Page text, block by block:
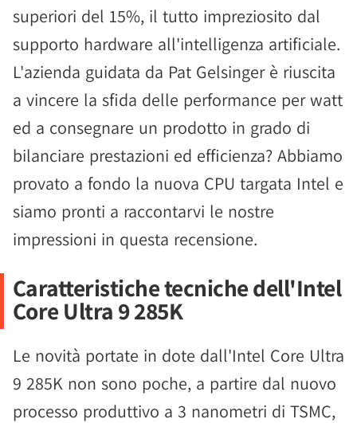
superiori del 15%, il tutto impreziosito dal
supporto hardware all'intelligenza artificiale.
L'azienda guidata da Pat Gelsinger è riuscita
a vincere la sfida delle performance per watt
ed a consegnare un prodotto in grado di
bilanciare prestazioni ed efficienza? Abbiamo
provato a fondo la nuova CPU targata Intel e
siamo pronti a raccontarvi le nostre
impressioni in questa recensione.
Caratteristiche tecniche dell'Intel
Core Ultra 9 285K
Le novità portate in dote dall'Intel Core Ultra
9 285K non sono poche, a partire dal nuovo
processo produttivo a 3 nanometri di TSMC,